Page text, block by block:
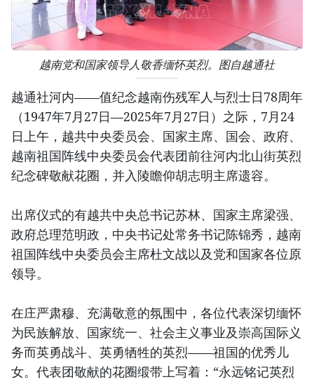
越南党和国家领导人敬香缅怀英烈。图自越通社
越通社河内——值纪念越南伤残军人与烈士日78周年
（1947年7月27日—2025年7月27日）之际，7月24
日上午，越共中央委员会、国家主席、国会、政府、
越南祖国阵线中央委员会代表团前往河内北山街英烈
纪念碑敬献花圈，并入陵瞻仰胡志明主席遗容。
出席仪式的有越共中央总书记苏林、国家主席梁强、
政府总理范明政，中央书记处常务书记陈锦秀，越南
祖国阵线中央委员会主席杜文战以及党和国家各位原
领导。
在庄严肃穆、充满敬意的氛围中，各位代表深切缅怀
为民族解放、国家统一、社会主义事业及崇高国际义
务而英勇战斗、英勇牺牲的英烈——祖国的优秀儿
女。代表团敬献的花圈缎带上写着：“永远铭记英烈